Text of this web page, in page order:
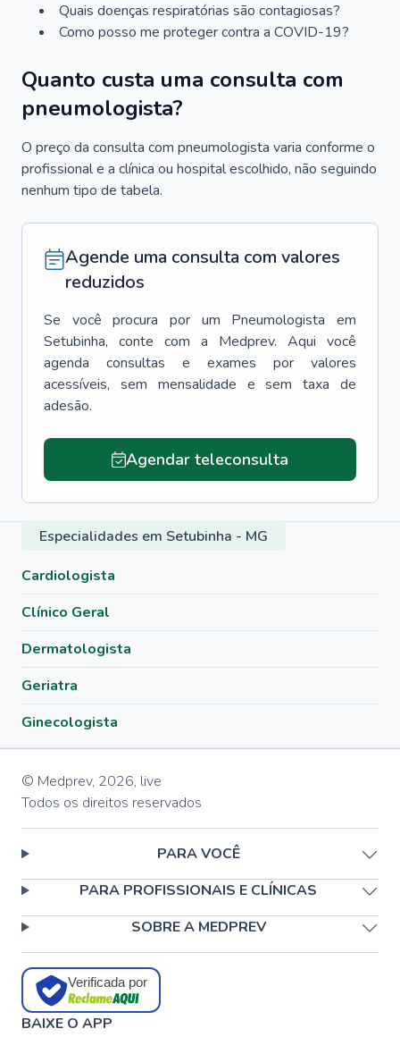
Quais doenças respiratórias são contagiosas?
Como posso me proteger contra a COVID-19?
Quanto custa uma consulta com
pneumologista?
O preço da consulta com pneumologista varia conforme o
profissional e a clínica ou hospital escolhido, não seguindo
nenhum tipo de tabela.
Agende uma consulta com valores
reduzidos
Se você procura por um Pneumologista
em
Setubinha, conte com a Medprev. Aqui você
agenda consultas e exames por valores
acessíveis, sem mensalidade e sem taxa de
adesão.
Agendar teleconsulta
Especialidades em Setubinha - MG
Cardiologista
Clínico Geral
Dermatologista
Geriatra
Ginecologista
© Medprev, 2026, live
Todos os direitos reservados
PARA VOCÊ
PARA PROFISSIONAIS E CLÍNICAS
SOBRE A MEDPREV
Verificada por
BAIXE O APP